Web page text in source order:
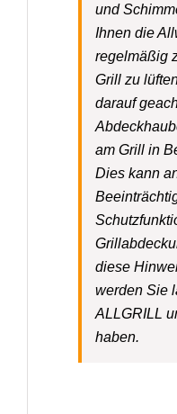
und
Ihnen die
regelmäßig
Grill zu
darauf
am Grill in
Dies kann
diese
werden Sie
ALLGRILL
haben.